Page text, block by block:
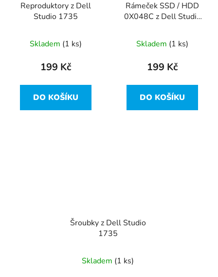
Reproduktory z Dell
Studio 1735
Skladem (1 ks)
199 Kč
DO KOŠÍKU
Rámeček SSD / HDD
0X048C z Dell Studio
Skladem (1 ks)
199 Kč
DO KOŠÍKU
Šroubky z Dell Studio
1735
Skladem (1 ks)